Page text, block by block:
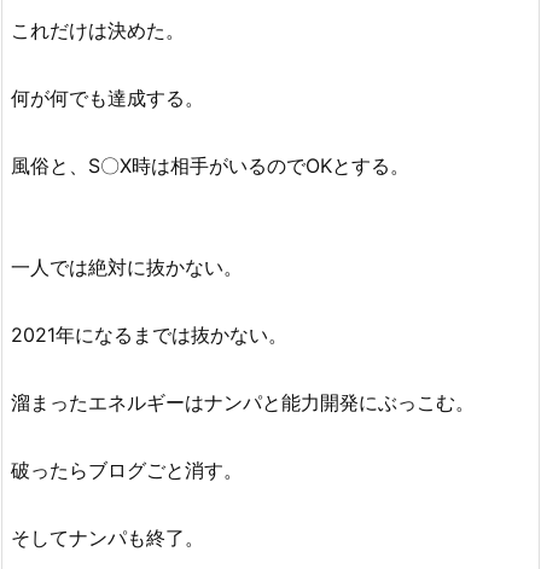
これだけは決めた。
何が何でも達成する。
風俗と、S〇X時は相手がいるのでOKとする。
一人では絶対に抜かない。
2021年になるまでは抜かない。
溜まったエネルギーはナンパと能力開発にぶっこむ。
破ったらブログごと消す。
そしてナンパも終了。